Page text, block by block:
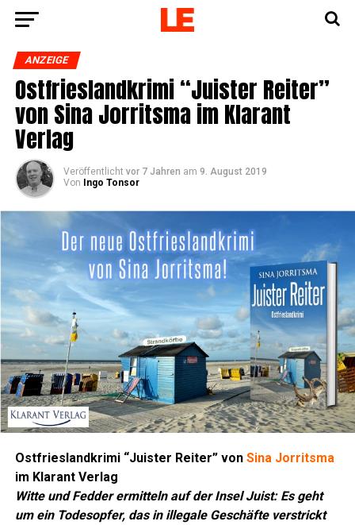
ANZEIGE
Ost­fries­land­kri­mi “Juis­ter Rei­ter”
von Sina Jor­rit­s­ma im Klar­ant
Verlag
Veröffentlicht vor 7 Jahren am 9. August 2019
Von
Ingo Tonsor
Ost­fries­land­kri­mi “Juis­ter Rei­ter” von Sina Jor­rit­s­ma
im Klar­ant Verlag
Wit­te und Fed­der ermit­teln auf der Insel Juist: Es geht
um ein Todes­op­fer, das in ille­ga­le Geschäf­te ver­strickt